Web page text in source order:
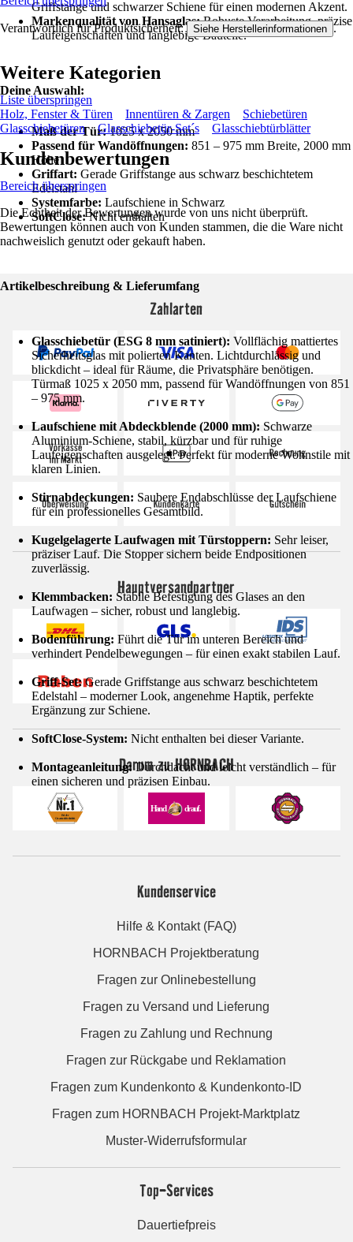
Griffstange und schwarzer Schiene für einen modernen Akzent.
Markenqualität von Hansaglas:Robuste Verarbeitung, präzise
Laufeigenschaften und langlebige Bauteile.
Deine Auswahl:
Maß der Tür:1025 x 2050 mm
Passend für Wandöffnungen: 851 – 975 mm Breite, 2000 mm
Höhe
Griffart: Gerade Griffstange aus schwarz beschichtetem
Edelstahl
Systemfarbe: Laufschiene in Schwarz
SoftClose:Nicht enthalten
Artikelbeschreibung & Lieferumfang
Glasschiebetür (ESG 8 mm satiniert): Vollflächig mattiertes
Sicherheitsglas mit polierten Kanten. Lichtdurchlässig und
blickdicht – ideal für Räume, die Privatsphäre benötigen.
Türmaß 1025 x 2050 mm, passend für Wandöffnungen von 851
– 975 mm.
Laufschiene mit Abdeckblende (2000 mm): Schwarze
Aluminium-Schiene, stabil, kürzbar und für ruhige
Laufeigenschaften ausgelegt. Perfekt für moderne Wohnstile mit
klaren Linien.
Stirnabdeckungen: Saubere Endabschlüsse der Laufschiene
für ein professionelles Gesamtbild.
Kugelgelagerte Laufwagen mit Türstoppern: Sehr leiser,
präziser Lauf. Die Stopper sichern beide Endpositionen
zuverlässig.
Klemmbacken: Stabile Befestigung des Glases an den
Laufwagen – sicher, robust und langlebig.
Bodenführung: Führt die Tür im unteren Bereich und
verhindert Pendelbewegungen – für einen exakt stabilen Lauf.
Griff-Set:Gerade Griffstange aus schwarz beschichtetem
Edelstahl – moderner Look, angenehme Haptik, perfekte
Ergänzung zur Schiene.
SoftClose-System: Nicht enthalten bei dieser Variante.
Montageanleitung:Durchdacht und leicht verständlich – für
einen sicheren und präzisen Einbau.
Verantwortlich für Produktsicherheit: Siehe Herstellerinformationen .
Weitere Kategorien
Liste überspringen
Holz, Fenster & Türen
Innentüren & Zargen
Schiebetüren
Glasschiebetüren
Glasschiebetür-Set´s Glasschiebtürblätter
Kundenbewertungen
Bereich überspringen
Die Echtheit der Bewertungen wurde von uns nicht überprüft.
Bewertungen können auch von Kunden stammen, die die Ware nicht
nachweislich genutzt oder gekauft haben.
Zahlarten
Hauptversandpartner
Darum zu HORNBACH
Kundenservice
Hilfe & Kontakt (FAQ)
HORNBACH Projektberatung
Fragen zur Onlinebestellung
Fragen zu Versand und Lieferung
Fragen zu Zahlung und Rechnung
Fragen zur Rückgabe und Reklamation
Fragen zum Kundenkonto & Kundenkonto-ID
Fragen zum HORNBACH Projekt-Marktplatz
Muster-Widerrufsformular
Top-Services
Dauertiefpreis